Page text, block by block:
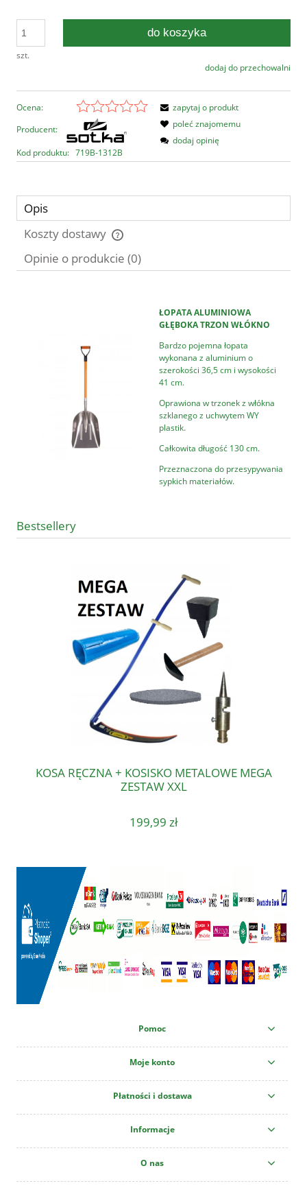
szt.
do koszyka
dodaj do przechowalni
Ocena:
Producent:
Kod produktu: 719B-1312B
zapytaj o produkt
poleć znajomemu
dodaj opinię
Opis
Koszty dostawy
Cena nie zawiera ewentualnych kosztów płatności
Opinie o produkcie (0)
ŁOPATA ALUMINIOWA
GŁĘBOKA TRZON WŁÓKNO
Bardzo pojemna łopata
wykonana z aluminium o
szerokości 36,5 cm i wysokości
41 cm.
Oprawiona w trzonek z włókna
szklanego z uchwytem WY
plastik.
Całkowita długość 130 cm.
Przeznaczona do przesypywania
sypkich materiałów.
Bestsellery
KOSA RĘCZNA + KOSISKO METALOWE MEGA
ZESTAW XXL
199,99 zł
Pomoc
Moje konto
Płatności i dostawa
Informacje
O nas